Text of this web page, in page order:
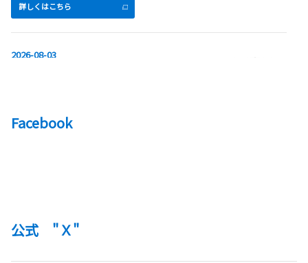
詳しくはこちら
2026-08-03
詳しくはこちら
した！
ぜひ、ご覧いただき、検討下さい！
Facebook
公式 "Ｘ"